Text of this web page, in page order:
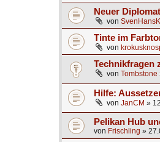
Neuer
von SvenHansK
Tinte im
von
Technikfragen
von Tombstone
Hilfe:
von JanCM »
Pelikan Hub
von Frischling »